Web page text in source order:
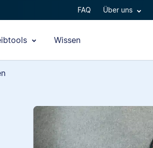
FAQ Über uns
Wissen